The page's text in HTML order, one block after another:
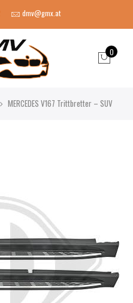
dmv@gmx.at
0
MERCEDES V167 Trittbretter – SUV